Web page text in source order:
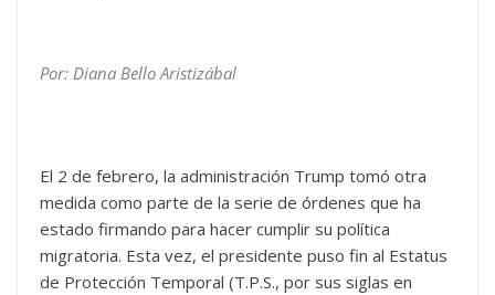
Por: Diana Bello Aristizábal
El 2 de febrero, la administración Trump tomó otra
medida como parte de la serie de órdenes que ha
estado firmando para hacer cumplir su política
migratoria. Esta vez, el presidente puso fin al Estatus
de Protección Temporal (T.P.S., por sus siglas en